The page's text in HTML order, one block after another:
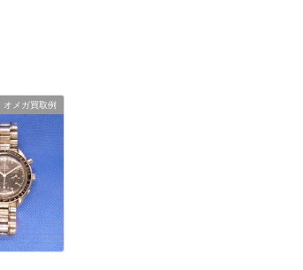
オメガ買取例